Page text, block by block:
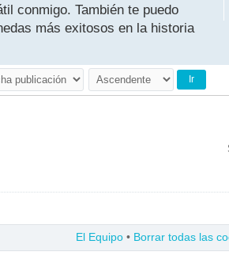
conmigo. También te puedo
más exitosos en la historia
El Equipo • Borrar todas las